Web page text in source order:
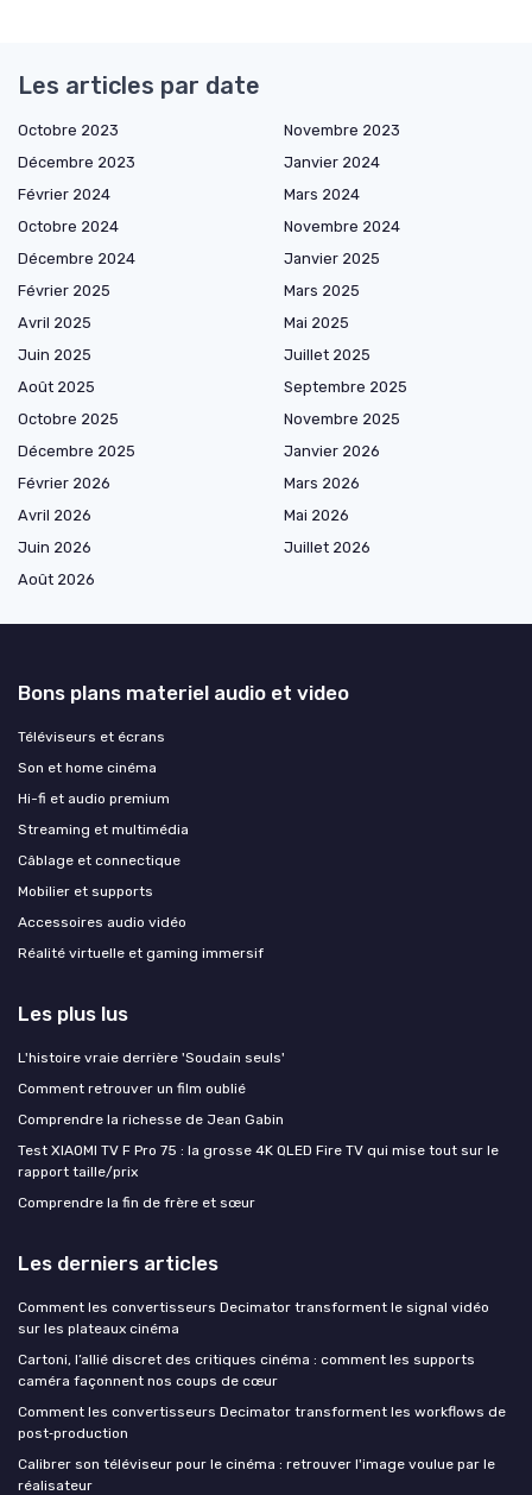
Les articles par date
Octobre 2023
Novembre 2023
Décembre 2023
Janvier 2024
Février 2024
Mars 2024
Octobre 2024
Novembre 2024
Décembre 2024
Janvier 2025
Février 2025
Mars 2025
Avril 2025
Mai 2025
Juin 2025
Juillet 2025
Août 2025
Septembre 2025
Octobre 2025
Novembre 2025
Décembre 2025
Janvier 2026
Février 2026
Mars 2026
Avril 2026
Mai 2026
Juin 2026
Juillet 2026
Août 2026
Bons plans materiel audio et video
Téléviseurs et écrans
Son et home cinéma
Hi-fi et audio premium
Streaming et multimédia
Câblage et connectique
Mobilier et supports
Accessoires audio vidéo
Réalité virtuelle et gaming immersif
Les plus lus
L'histoire vraie derrière 'Soudain seuls'
Comment retrouver un film oublié
Comprendre la richesse de Jean Gabin
Test XIAOMI TV F Pro 75 : la grosse 4K QLED Fire TV qui mise tout sur le
rapport taille/prix
Comprendre la fin de frère et sœur
Les derniers articles
Comment les convertisseurs Decimator transforment le signal vidéo
sur les plateaux cinéma
Cartoni, l’allié discret des critiques cinéma : comment les supports
caméra façonnent nos coups de cœur
Comment les convertisseurs Decimator transforment les workflows de
post‑production
Calibrer son téléviseur pour le cinéma : retrouver l'image voulue par le
réalisateur